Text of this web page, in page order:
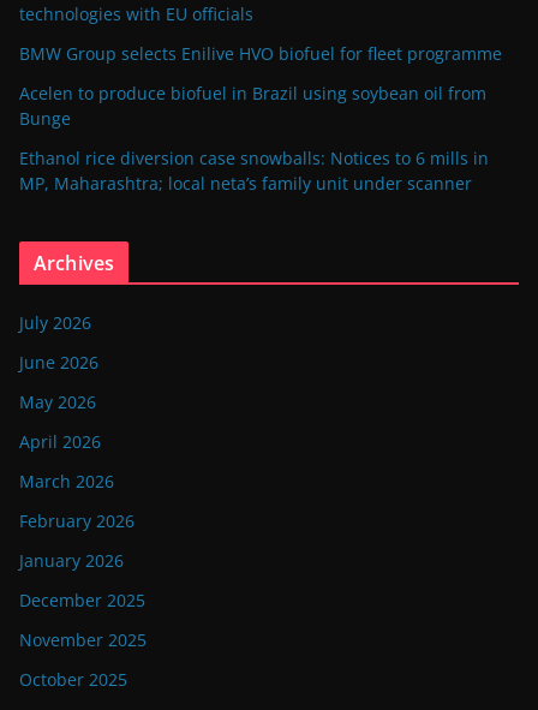
technologies with EU officials
BMW Group selects Enilive HVO biofuel for fleet programme
Acelen to produce biofuel in Brazil using soybean oil from
Bunge
Ethanol rice diversion case snowballs: Notices to 6 mills in
MP, Maharashtra; local neta’s family unit under scanner
Archives
July 2026
June 2026
May 2026
April 2026
March 2026
February 2026
January 2026
December 2025
November 2025
October 2025